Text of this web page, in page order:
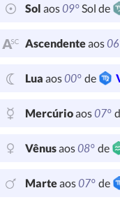
Sol aos09°Sol de
Ascendenteaos
Lua aos00° de
Mercúrioaos07°
Vênusaos08° de
Marteaos07° de